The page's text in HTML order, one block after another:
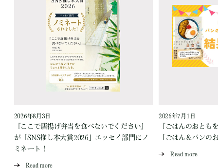
2026年8月3日
『ここで唐揚げ弁当を食べないでください』
が「SNS推し本大賞2026」エッセイ部門にノ
ミネート！
Read more
2026年7月1日
『ごはんのおとも
「ごはん＆パンの
Read more